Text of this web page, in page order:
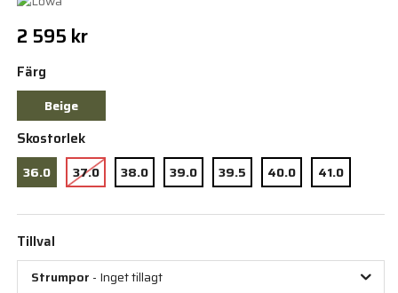
2 595 kr
Färg
Beige
Skostorlek
36.0 37.0 38.0 39.0 39.5 40.0 41.0
Tillval
Strumpor - Inget tillagt